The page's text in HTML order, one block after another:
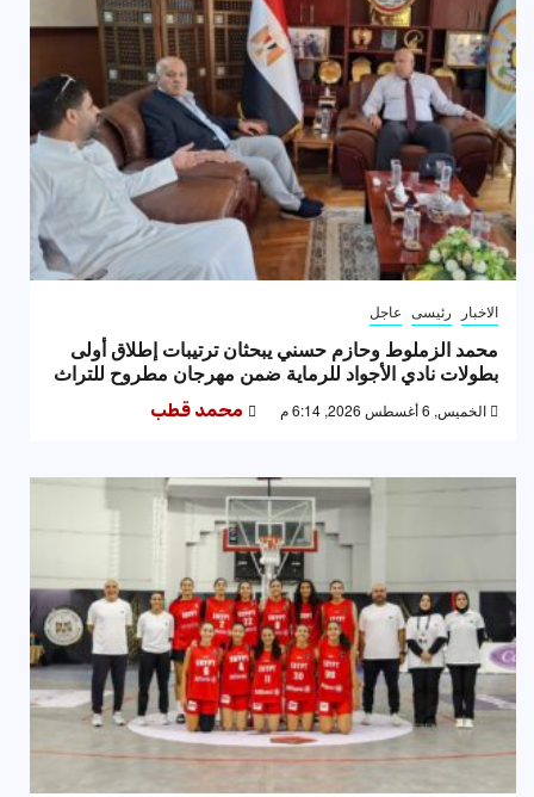
الاخبار رئيسى عاجل
محمد الزملوط وحازم حسني يبحثان ترتيبات إطلاق أولى
بطولات نادي الأجواد للرماية ضمن مهرجان مطروح للتراث
الخميس, 6 أغسطس 2026, 6:14 م محمد قطب